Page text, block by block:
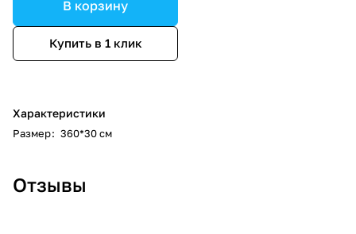
В корзину
Купить в 1 клик
Характеристики
Размер: 360*30 см
Отзывы